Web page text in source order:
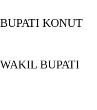
KONUT
BUPATI